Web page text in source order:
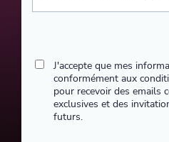
J'accepte que mes
conformément aux
pour recevoir des emails
exclusives et des
futurs.